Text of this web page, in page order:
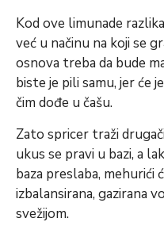
Kod ove limunade
već u načinu na koji se
osnova treba da bude
biste je pili samu, jer će
čim dođe u čašu.
Zato spricer traži
ukus se pravi u bazi, a
baza preslaba, mehurići
izbalansirana, gazirana
svežijom.